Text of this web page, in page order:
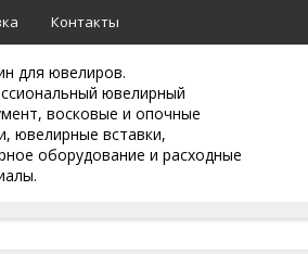
Контакты
для ювелиров.
ювелирный
восковые и опочные
ювелирные вставки,
оборудование и расходные